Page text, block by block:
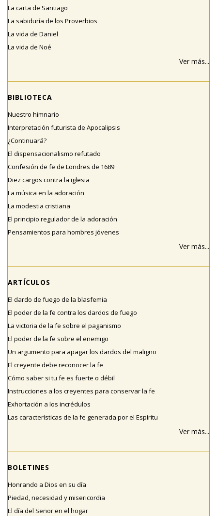
La carta de Santiago
La sabiduría de los Proverbios
La vida de Daniel
La vida de Noé
Ver más...
BIBLIOTECA
Nuestro himnario
Interpretación futurista de Apocalipsis
¿Continuará?
El dispensacionalismo refutado
Confesión de fe de Londres de 1689
Diez cargos contra la iglesia
La música en la adoración
La modestia cristiana
El principio regulador de la adoración
Pensamientos para hombres jóvenes
Ver más...
ARTÍCULOS
El dardo de fuego de la blasfemia
El poder de la fe contra los dardos de fuego
La victoria de la fe sobre el paganismo
El poder de la fe sobre el enemigo
Un argumento para apagar los dardos del maligno
El creyente debe reconocer la fe
Cómo saber si tu fe es fuerte o débil
Instrucciones a los creyentes para conservar la fe
Exhortación a los incrédulos
Las características de la fe generada por el Espíritu
Ver más...
BOLETINES
Honrando a Dios en su día
Piedad, necesidad y misericordia
El día del Señor en el hogar